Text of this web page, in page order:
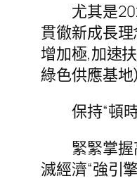
尤其是
貫徹新成長
增加極,加速
綠色供應基地
保持“頓
緊緊掌
滅經濟“強引擎